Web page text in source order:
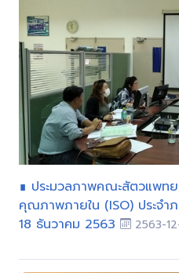
∎ ประมวลภาพคณะสัตวแพท
คุณภาพภายใน (ISO) ประจ
18 ธันวาคม 2563
2563-